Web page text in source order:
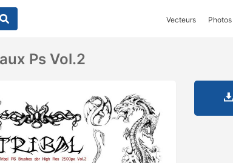
Vecteurs Photos
Ps Vol.2